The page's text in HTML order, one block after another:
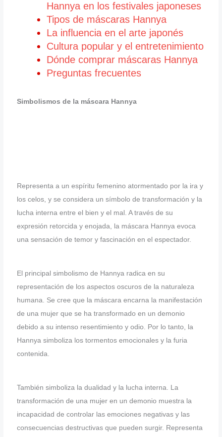
Hannya en los festivales japoneses
Tipos de máscaras Hannya
La influencia en el arte japonés
Cultura popular y el entretenimiento
Dónde comprar máscaras Hannya
Preguntas frecuentes
Simbolismos de la máscara Hannya
Representa a un espíritu femenino atormentado por la ira y
los celos, y se considera un símbolo de transformación y la
lucha interna entre el bien y el mal. A través de su
expresión retorcida y enojada, la máscara Hannya evoca
una sensación de temor y fascinación en el espectador.
El principal simbolismo de Hannya radica en su
representación de los aspectos oscuros de la naturaleza
humana. Se cree que la máscara encarna la manifestación
de una mujer que se ha transformado en un demonio
debido a su intenso resentimiento y odio. Por lo tanto, la
Hannya simboliza los tormentos emocionales y la furia
contenida.
También simboliza la dualidad y la lucha interna. La
transformación de una mujer en un demonio muestra la
incapacidad de controlar las emociones negativas y las
consecuencias destructivas que pueden surgir. Representa